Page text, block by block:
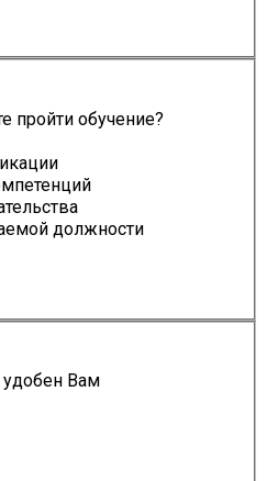
пройти обучение?
должности
удобен Вам